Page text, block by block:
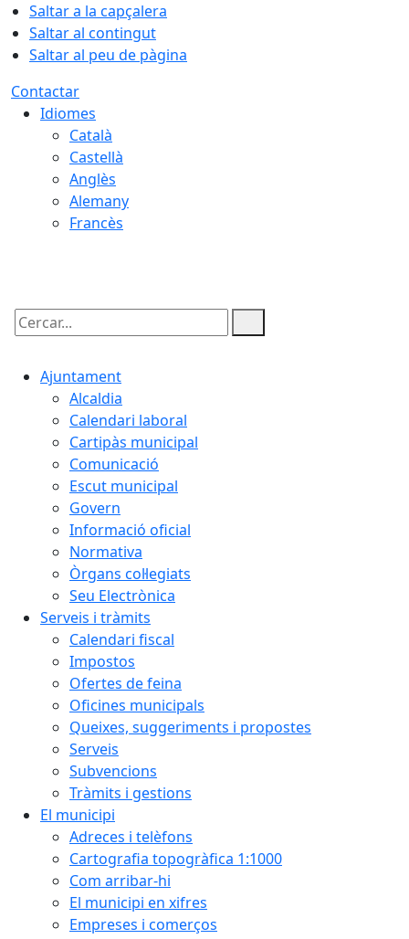
Saltar a la capçalera
Saltar al contingut
Saltar al peu de pàgina
Contactar
Idiomes
Català
Castellà
Anglès
Alemany
Francès
Cercar:
Ajuntament
Alcaldia
Calendari laboral
Cartipàs municipal
Comunicació
Escut municipal
Govern
Informació oficial
Normativa
Òrgans col·legiats
Seu Electrònica
Serveis i tràmits
Calendari fiscal
Impostos
Ofertes de feina
Oficines municipals
Queixes, suggeriments i propostes
Serveis
Subvencions
Tràmits i gestions
El municipi
Adreces i telèfons
Cartografia topogràfica 1:1000
Com arribar-hi
El municipi en xifres
Empreses i comerços